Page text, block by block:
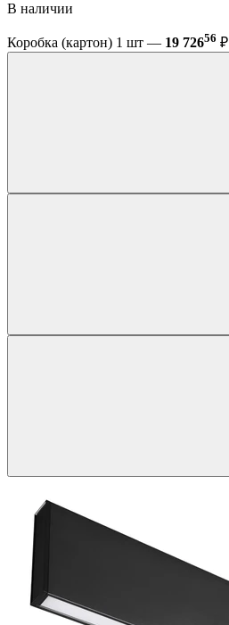
В наличии
Коробка (картон) 1 шт — 19 72656 ₽